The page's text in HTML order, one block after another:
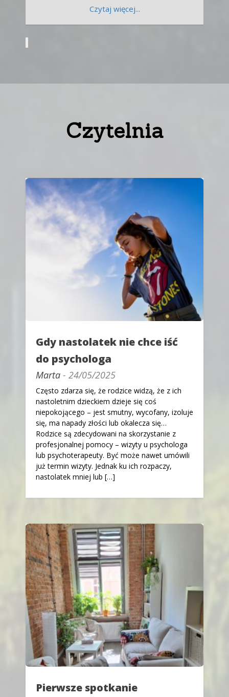
Czytaj więcej...
Czytelnia
Gdy nastolatek nie chce iść
do psychologa
Marta - 24/05/2025
Często zdarza się, że rodzice widzą, że z ich
nastoletnim dzieckiem dzieje się coś
niepokojącego – jest smutny, wycofany, izoluje
się, ma napady złości lub okalecza się…
Rodzice są zdecydowani na skorzystanie z
profesjonalnej pomocy – wizyty u psychologa
lub psychoterapeuty. Być może nawet umówili
już termin wizyty. Jednak ku ich rozpaczy,
nastolatek mniej lub […]
Pierwsze spotkanie